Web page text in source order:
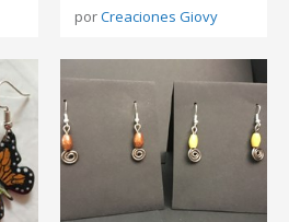
porCreaciones Giovy